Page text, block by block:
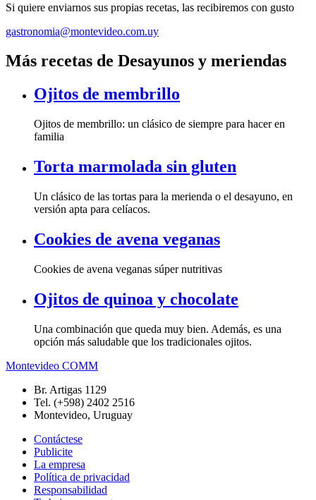
Si quiere enviarnos sus propias recetas, las recibiremos con gusto
gastronomia@montevideo.com.uy
Más recetas de Desayunos y meriendas
Ojitos de membrillo
Ojitos de membrillo: un clásico de siempre para hacer en
familia
Torta marmolada sin gluten
Un clásico de las tortas para la merienda o el desayuno, en
versión apta para celíacos.
Cookies de avena veganas
Cookies de avena veganas súper nutritivas
Ojitos de quinoa y chocolate
Una combinación que queda muy bien. Además, es una
opción más saludable que los tradicionales ojitos.
Montevideo COMM
Br. Artigas 1129
Tel. (+598) 2402 2516
Montevideo, Uruguay
Contáctese
Publicite
La empresa
Política de privacidad
Responsabilidad